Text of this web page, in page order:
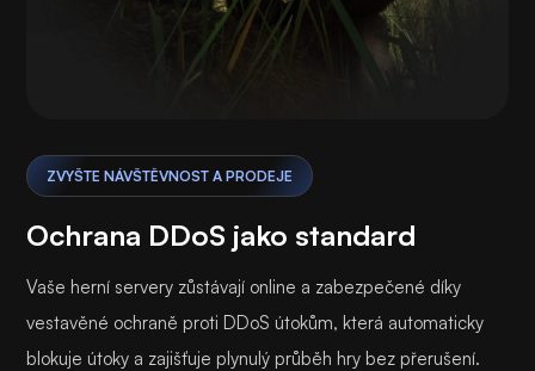
ZVYŠTE NÁVŠTĚVNOST A PRODEJE
Ochrana DDoS jako standard
Vaše herní servery zůstávají online a zabezpečené díky
vestavěné ochraně proti DDoS útokům, která automaticky
blokuje útoky a zajišťuje plynulý průběh hry bez přerušení.